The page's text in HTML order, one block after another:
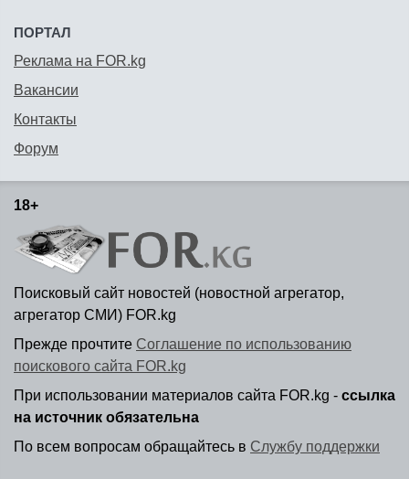
ПОРТАЛ
Реклама на FOR.kg
Вакансии
Контакты
Форум
18+
Поисковый сайт новостей (новостной агрегатор,
агрегатор СМИ) FOR.kg
Прежде прочтите Соглашение по использованию
поискового сайта FOR.kg
При использовании материалов сайта FOR.kg - ссылка
на источник обязательна
По всем вопросам обращайтесь в Службу поддержки